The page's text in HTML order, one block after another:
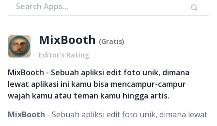
MixBooth (Gratis)
Editor’s Rating
MixBooth - Sebuah apliksi edit foto unik, dimana
lewat aplikasi ini kamu bisa mencampur-campur
wajah kamu atau teman kamu hingga artis.
MixBooth - Sebuah apliksi edit foto unik, dimana lewat